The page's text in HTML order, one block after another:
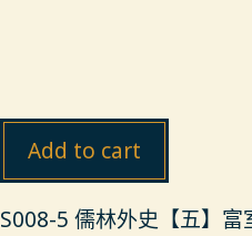
Add to cart
S008-5 儒林外史【五】富